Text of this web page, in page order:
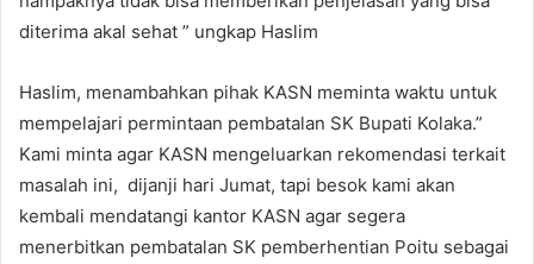
diterima akal sehat ” ungkap Haslim
Haslim, menambahkan pihak KASN meminta waktu untuk
mempelajari permintaan pembatalan SK Bupati Kolaka.”
Kami minta agar KASN mengeluarkan rekomendasi terkait
masalah ini, dijanji hari Jumat, tapi besok kami akan
kembali mendatangi kantor KASN agar segera
menerbitkan pembatalan SK pemberhentian Poitu sebagai